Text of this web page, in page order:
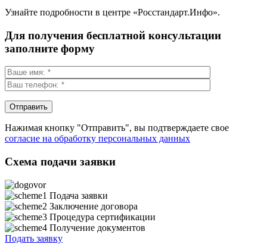
Узнайте подробности в центре «Росстандарт.Инфо».
Для получения бесплатной консультации
заполните форму
Нажимая кнопку "Отправить", вы подтверждаете свое
согласие на обработку персональных данных
Схема подачи заявки
Подача заявки
Заключение договора
Процедура сертификации
Получение документов
Подать заявку